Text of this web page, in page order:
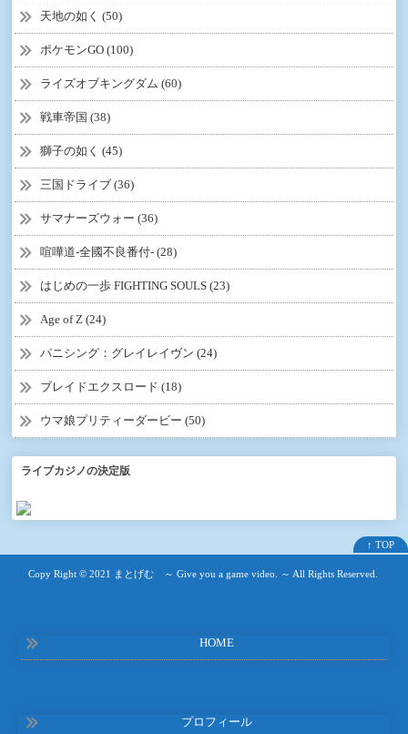
天地の如く (50)
ポケモンGO (100)
ライズオブキングダム (60)
戦車帝国 (38)
獅子の如く (45)
三国ドライブ (36)
サマナーズウォー (36)
喧嘩道-全國不良番付- (28)
はじめの一歩 FIGHTING SOULS (23)
Age of Z (24)
パニシング：グレイレイヴン (24)
ブレイドエクスロード (18)
ウマ娘プリティーダービー (50)
ライブカジノの決定版
↑ TOP
Copy Right © 2021 まとげむ ～ Give you a game video. ～ All Rights Reserved.
HOME
プロフィール